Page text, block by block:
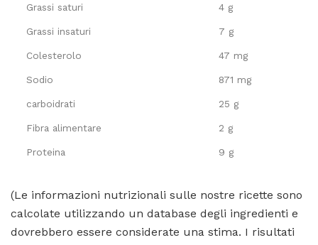
Grassi saturi 4 g
Grassi insaturi 7 g
Colesterolo 47 mg
Sodio 871 mg
carboidrati 25 g
Fibra alimentare 2 g
Proteina 9 g
(Le informazioni nutrizionali sulle nostre ricette sono
calcolate utilizzando un database degli ingredienti e
dovrebbero essere considerate una stima. I risultati